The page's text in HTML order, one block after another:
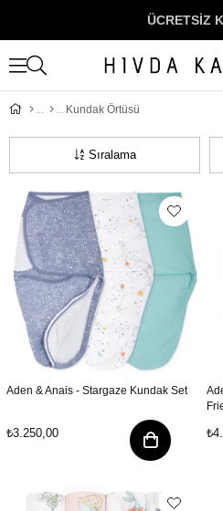
ÜCRETSİZ
Kundak Örtüsü
Sıralama
Aden & Anais - Stargaze Kundak Set
₺3.250,00